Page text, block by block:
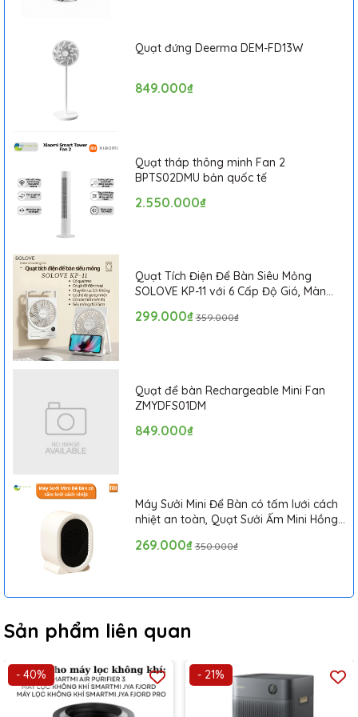
em bé, kệ sách, kệ giày, hộp đồ chơ
sử dụng lâu dài liên tục với 4h hoạt động thanh lọc.
- Thiết kế đơn giản, ấn tượng, chế độ sử dụng chỉ với 1 nút bấm
chạm cảm ứng
- 3 chế độ thanh lọc tiện lợi, tạo O3 - Ozone phân giải khí độc
- Tự động phân hủy khí độc hại, không tạo hiện tượng thứ cấp,
- Chức năng tự động khi bắt đầu đỗ xe, thanh lọc khi ra khỏi xe
sau 5 phút
- Tự động ngắt chế độ thanh lọc khi sử dụng xe, cảm biến rung
di chuyển an toàn
- 1 chu trình làm việc thanh lọc mất 45 phút, có thể bật chế độ
sử dụng thanh lọc sâu.
- Dây sạc type C, công nghệ sạc nhanh tiện lợi, sạc đầy sau 4-
5h.
Quạt đứng Deerma DEM-FD13W
849.000₫
Quạt tháp thông minh Fan 2
BPTS02DMU bản quốc tế
2.550.000₫
Quạt Tích Điện Để Bàn Siêu Mỏng
SOLOVE KP-11 với 6 Cấp Độ Gió, Màn
299.000₫ 359.000₫
Quạt để bàn Rechargeable Mini Fan
ZMYDFS01DM
849.000₫
Máy Sưởi Mini Để Bàn có tấm lưới cách
nhiệt an toàn, Quạt Sưởi Ấm Mini Hồng
269.000₫ 350.000₫
Sản phẩm liên quan
- 40% - 21%